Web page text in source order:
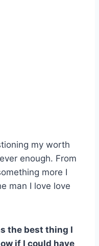
my worth
enough. From
more I
man I love love
the best thing I
if I could have